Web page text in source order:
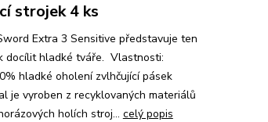
strojek 4 ks
Extra 3 Sensitive představuje ten
docílit hladké tváře. Vlastnosti:
hladké oholení zvlhčující pásek
je vyroben z recyklovaných materiálů
holích stroj... celý popis